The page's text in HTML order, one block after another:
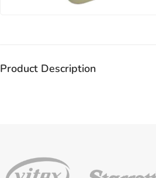
Product Description